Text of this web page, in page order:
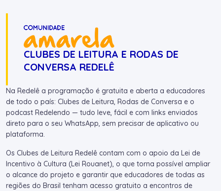
CLUBES DE LEITURA E RODAS DE
CONVERSA REDELÊ
Na Redelê a programação é gratuita e aberta a educadores
de todo o país: Clubes de Leitura, Rodas de Conversa e o
podcast Redelendo — tudo leve, fácil e com links enviados
direto para o seu WhatsApp, sem precisar de aplicativo ou
plataforma.
Os Clubes de Leitura Redelê contam com o apoio da Lei de
Incentivo à Cultura (Lei Rouanet), o que torna possível ampliar
o alcance do projeto e garantir que educadores de todas as
regiões do Brasil tenham acesso gratuito a encontros de